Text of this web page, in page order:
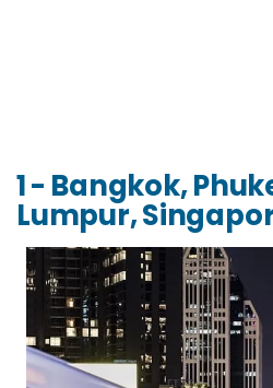
1 - Bangkok,
Lumpur,